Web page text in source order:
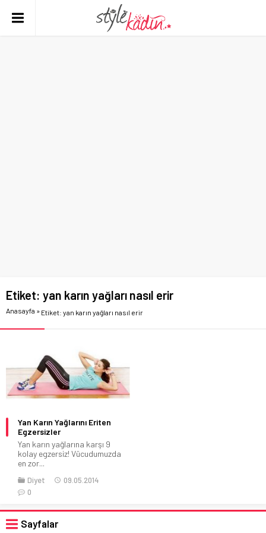
Etiket: yan karın yağları nasıl erir
Anasayfa » Etiket: yan karın yağları nasıl erir
Yan Karın Yağlarını Eriten
Egzersizler
Yan karın yağlarına karşı 9
kolay egzersiz! Vücudumuzda
en zor...
Diyet
09.05.2014
0
Sayfalar